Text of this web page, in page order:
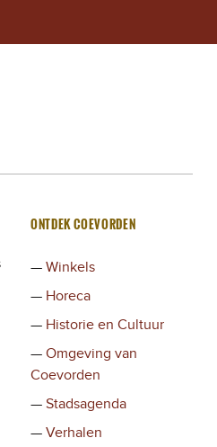
A
A
T
ONTDEK COEVORDEN
Winkels
Horeca
Historie en Cultuur
Omgeving van
Coevorden
Stadsagenda
Verhalen